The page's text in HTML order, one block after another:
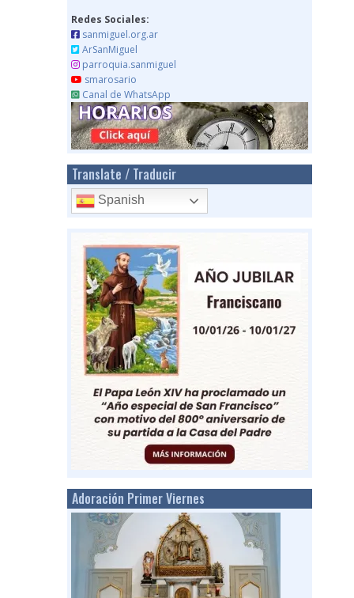
Redes Sociales:
sanmiguel.org.ar
ArSanMiguel
parroquia.sanmiguel
smarosario
Canal de WhatsApp
Translate / Traducir
Spanish
Adoración Primer Viernes